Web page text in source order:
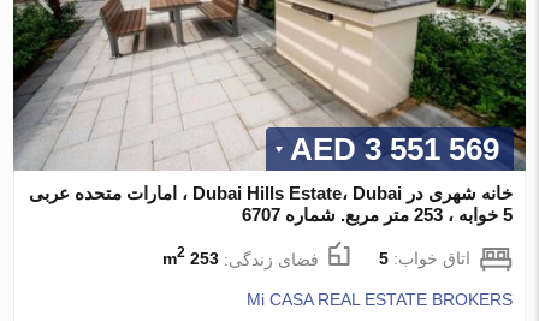
3 551 569 AED
خانه شهری در Dubai Hills Estate، Dubai ، امارات متحده عربی
5 خوابه ، 253 متر مربع. شماره 6707
اتاق خواب:5 فضای زندگی:253 m
2
Mi CASA REAL ESTATE BROKERS